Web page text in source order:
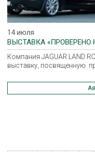
14 июля
ВЫСТАВКА «ПРОВЕРЕНО
Компания JAGUAR LAND
выставку, посвященную